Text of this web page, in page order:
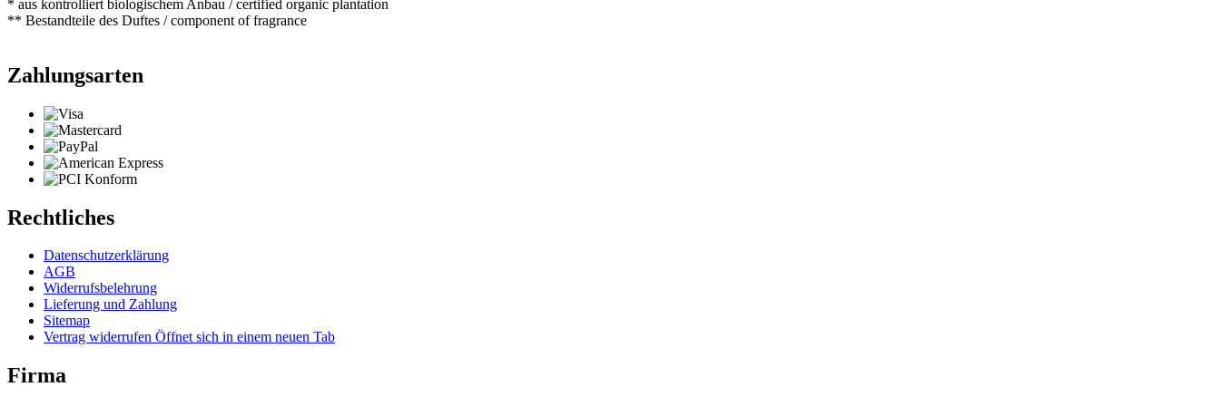
* aus kontrolliert biologischem Anbau / certified organic plantation
** Bestandteile des Duftes / component of fragrance
Zahlungsarten
Rechtliches
Datenschutzerklärung
AGB
Widerrufsbelehrung
Lieferung und Zahlung
Sitemap
Vertrag widerrufen Öffnet sich in einem neuen Tab
Firma